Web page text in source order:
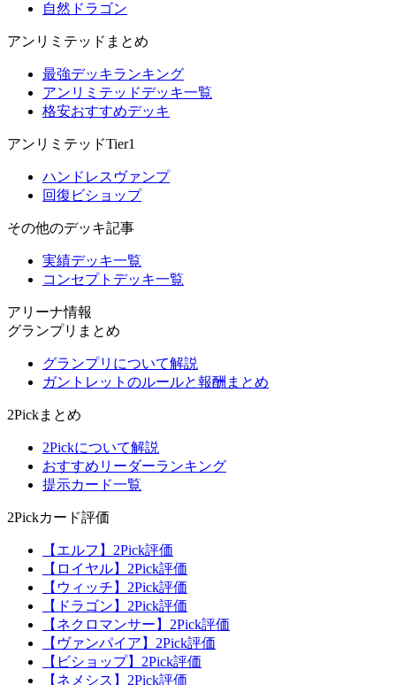
自然ドラゴン
アンリミテッドまとめ
最強デッキランキング
アンリミテッドデッキ一覧
格安おすすめデッキ
アンリミテッドTier1
ハンドレスヴァンプ
回復ビショップ
その他のデッキ記事
実績デッキ一覧
コンセプトデッキ一覧
アリーナ情報
グランプリまとめ
グランプリについて解説
ガントレットのルールと報酬まとめ
2Pickまとめ
2Pickについて解説
おすすめリーダーランキング
提示カード一覧
2Pickカード評価
【エルフ】2Pick評価
【ロイヤル】2Pick評価
【ウィッチ】2Pick評価
【ドラゴン】2Pick評価
【ネクロマンサー】2Pick評価
【ヴァンパイア】2Pick評価
【ビショップ】2Pick評価
【ネメシス】2Pick評価